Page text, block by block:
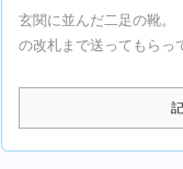
玄関に並んだ二足の靴。
の改札まで送ってもらっ